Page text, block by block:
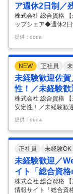
ア週休2日制／
株式会社 総合資格
ップシェア◆週休2
幌】資格講座の生
【具体的な仕事内容
講座で顧客ニーズイ
目平均年収626 万円
の概要 全国で展開す
に加え、新規顧客の
自治体や建築系の大
提案…
提供：doda
NEW 正社員
未経験歓迎佐
性！／未経験
株式会社 総合資格
安定性！／未経験歓
【未経験歓迎★佐賀
歓迎！／安定×イン
実績抜群／建築業界
ア／インセン＋固定
万円／脱年功序列！
国で展開するライセ
当頂きます！ （1）
イ
…
提供：doda
正社員 未経験OK
未経験歓迎／
イト「総合資
株式会社 総合資格
情報サイト「総合資